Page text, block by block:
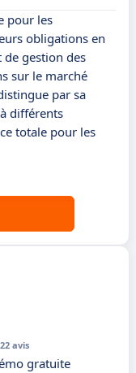
pour les
obligations en
gestion des
sur le marché
par sa
différents
totale pour les
22 avis
gratuite